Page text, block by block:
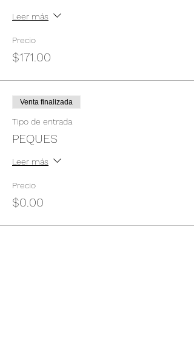
Leer más
Precio
$171.00
Venta finalizada
Tipo de entrada
PEQUES
Leer más
Precio
$0.00